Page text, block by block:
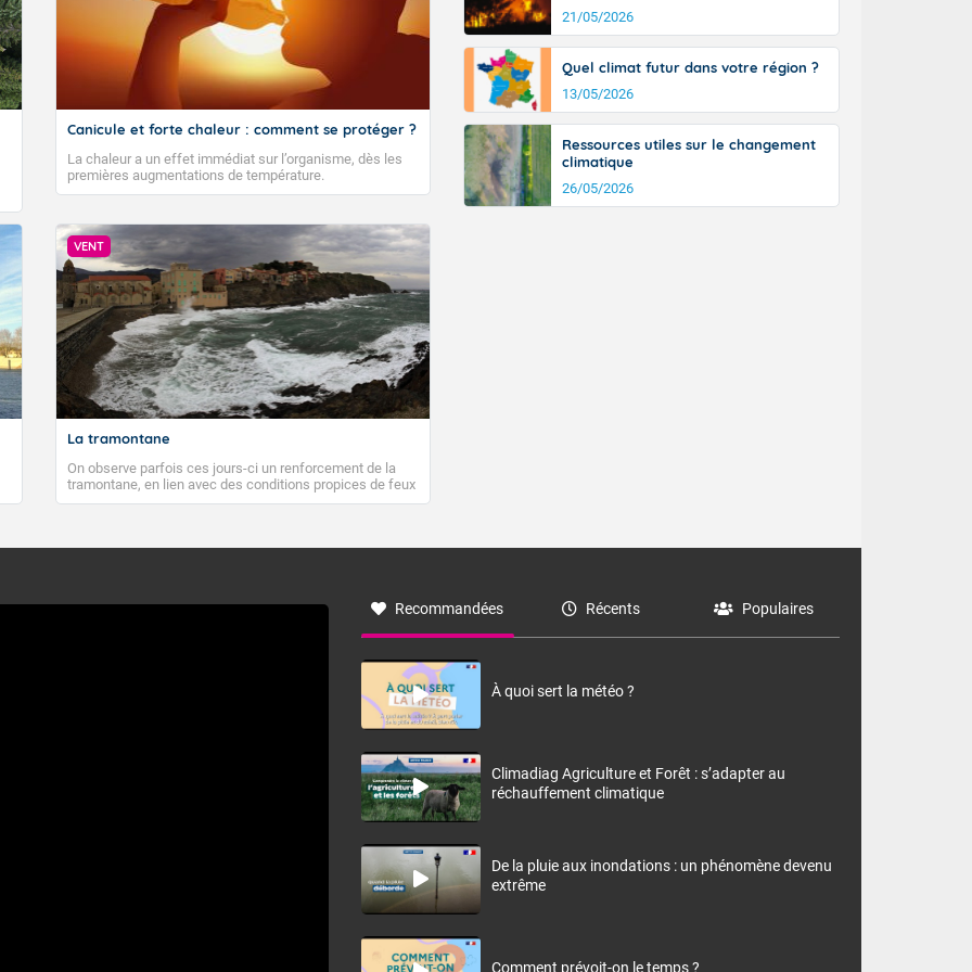
Canicule et forte chaleur : comment se protéger ?
La chaleur a un effet immédiat sur l’organisme, dès les
premières augmentations de température.
VENT
La tramontane
On observe parfois ces jours-ci un renforcement de la
tramontane, en lien avec des conditions propices de feux
de forêt. Mais qu'est-ce que la tramontane ? Quelles sont
à nord-ouest, dans un secteur qui part du Roussillon à la
monts, en allusion aux régions montagneuses d’où
21/05/2026
Quel climat futur dans votre région ?
13/05/2026
Ressources utiles sur le changement
climatique
26/05/2026
Recommandées Récents Populaires
À quoi sert la météo ?
Climadiag Agriculture et Forêt : s’adapter au
réchauffement climatique
De la pluie aux inondations : un phénomène devenu
extrême
Comment prévoit-on le temps ?